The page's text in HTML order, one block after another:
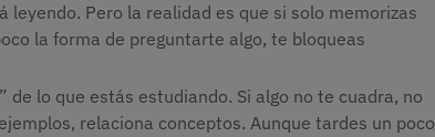
Pero la realidad es que si solo memorizas
la forma de preguntarte algo, te bloqueas
lo que estás estudiando. Si algo no te cuadra, no
relaciona conceptos. Aunque tardes un poco